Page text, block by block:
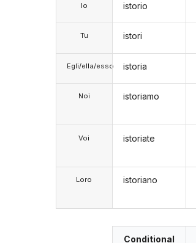
Io
Tu
Egli/ella/esso
Noi
Voi
Loro
istorio
istori
istoria
istoriamo
istoriate
istoriano
Conditional